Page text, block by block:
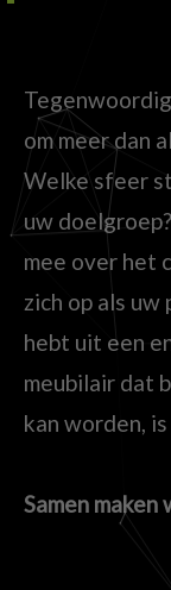
om meer dan
Welke sfeer
uw
mee over het
zich op als uw
hebt uit een
meubilair dat
kan worden,
Samen